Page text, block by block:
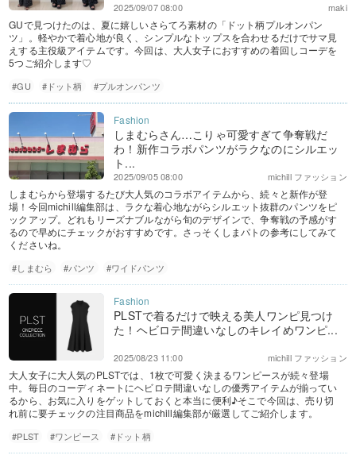
maki
2025/09/07 08:00
GUで見つけたのは、夏に嬉しいさらてろ素材の「ドット柄プルオンパン
ツ」。軽やかで着心地が良く、シンプルなトップスを合わせるだけでサマ見
えする主役級アイテムです。今回は、大人女子におすすめの着回しコーデを
5つご紹介します♡
#GU #ドット柄 #プルオンパンツ
しまむらさん…こりゃ可愛すぎて争奪戦だ
わ！新作コラボパンツがラクなのにシルエッ
ト...
michill ファッション
2025/09/05 08:00
しまむらから登場するたび大人気のコラボアイテムから、続々と新作が登
場！今回michill編集部は、ラクな着心地ながらシルエット抜群のパンツをピ
ックアップ。どれもリーズナブルながら旬のデザインで、争奪戦の予感がす
るので早めにチェックがおすすめです。さっそくしまパトの参考にしてみて
くださいね。
#しまむら #パンツ #ワイドパンツ
PLSTで着るだけで映える美人ワンピ見つけ
た！ヘビロテ間違いなしのキレイめワンピ...
michill ファッション
2025/08/23 11:00
大人女子に大人気のPLSTでは、1枚で可愛く決まるワンピースが続々登場
中。毎日のコーディネートにヘビロテ間違いなしの優秀アイテムが揃ってい
るから、お気に入りをゲットしておくと本当に便利♪そこで今回は、売り切
れ前に要チェックの注目商品をmichill編集部が厳選してご紹介します。
#PLST #ワンピース #ドット柄